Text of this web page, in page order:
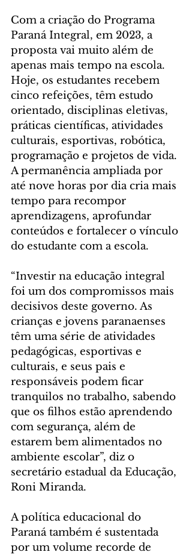
Com a criação do Programa
Paraná Integral, em 2023, a
proposta vai muito além de
apenas mais tempo na escola.
Hoje, os estudantes recebem
cinco refeições, têm estudo
orientado, disciplinas eletivas,
práticas científicas, atividades
culturais, esportivas, robótica,
programação e projetos de vida.
A permanência ampliada por
até nove horas por dia cria mais
tempo para recompor
aprendizagens, aprofundar
conteúdos e fortalecer o vínculo
do estudante com a escola.
“Investir na educação integral
foi um dos compromissos mais
decisivos deste governo. As
crianças e jovens paranaenses
têm uma série de atividades
pedagógicas, esportivas e
culturais, e seus pais e
responsáveis podem ficar
tranquilos no trabalho, sabendo
que os filhos estão aprendendo
com segurança, além de
estarem bem alimentados no
ambiente escolar”, diz o
secretário estadual da Educação,
Roni Miranda.
A política educacional do
Paraná também é sustentada
por um volume recorde de